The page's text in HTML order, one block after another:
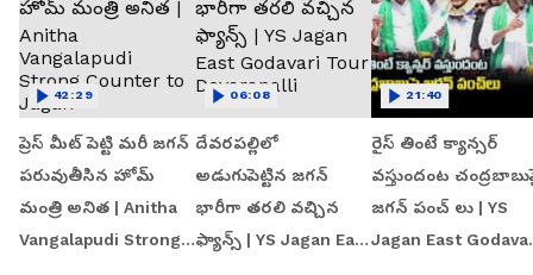
ప్రెస్ మీట్ పెట్టి మరీ జగన్
పరువుతీసిన హోమ్
మంత్రి అనిత | Anitha
Vangalapudi Strong
42:29
దేవరపల్లిలో
అడుగుపెట్టిన జగన్
భారీగా తరలి వచ్చిన
ఫ్యాన్స్ | YS Jagan East
06:08
రైస్ తింటే క్యాన్సర్
వస్తుందంట
జగన్ పంచ్ లు | YS
Jagan East
21:40